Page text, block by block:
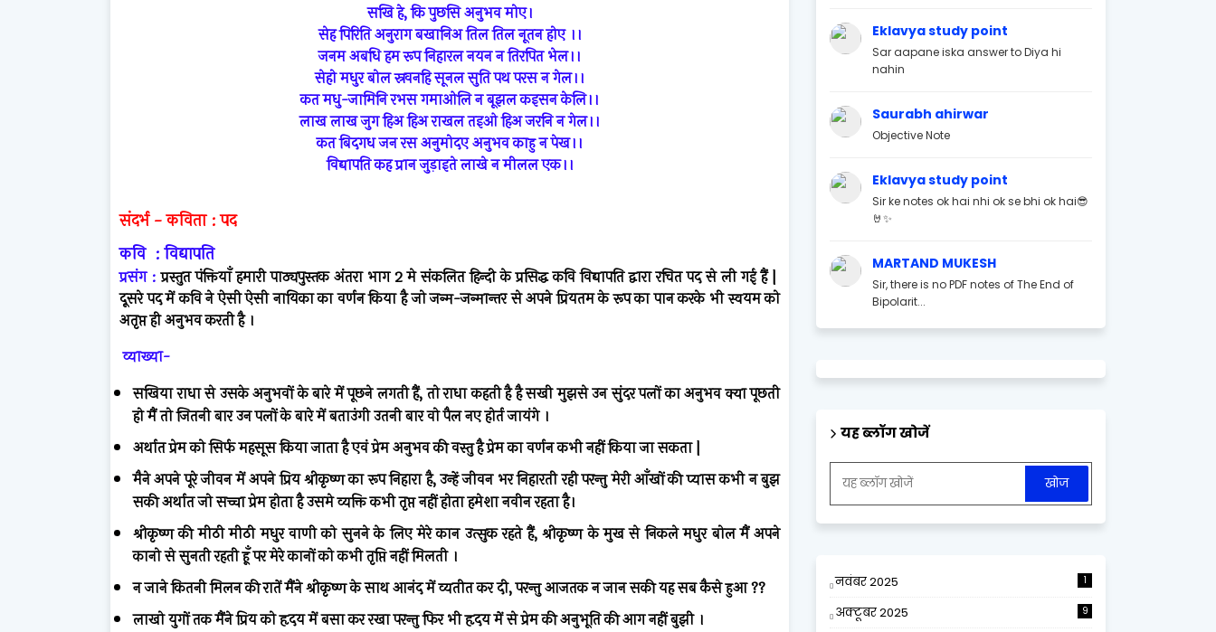
सखि हे, कि पुछसि अनुभव मोए।
सेह पिरिति अनुराग बखानिअ तिल तिल नूतन होए ।।
जनम अबधि हम रूप निहारल नयन न तिरपित भेल।।
सेहो मधुर बोल स्रवनहि सूनल सुति पथ परस न गेल।।
कत मधु-जामिनि रभस गमाओलि न बूझल कइसन केलि।।
लाख लाख जुग हिअ हिअ राखल तइओ हिअ जरनि न गेल।।
कत बिदगध जन रस अनुमोदए अनुभव काहु न पेख।।
विद्यापति कह प्रान जुड़ाइते लाखे न मीलल एक।।
संदर्भ-कविता:पद
कवि:विद्यापति
प्रसंग:प्रस्तुत पंक्तियाँ हमारी पाठ्यपुस्तक अंतरा भाग2मे संकलित हिन्दी के प्रसिद्ध कवि विद्यापति द्वारा रचित पद से ली गई हैं |
दूसरेपदमेंकविनेऐसीऐसीनायिकाकावर्णनकियाहैजोजन्म-जन्मान्तरसेअपनेप्रियतमकेरूपकापानकरके भीस्वयमको
अतृप्तहीअनुभवकरतीहै ।
व्याख्या-
सखियाराधासे उसकेअनुभवोंकेबारेमेंपूछनेलगतीहैं,तोराधाकहतीहैहैसखीमुझसेउनसुंदरपलोंकाअनुभवक्यापूछती
होमैंतोजितनीबारउनपलोंकेबारेमेंबताउंगीउतनीबारवोपैलनएहोर्तजायंगे ।
अर्थातप्रेमकोसिर्फमहसूसकियाजाताहैएवंप्रेमअनुभवकीवस्तुहैप्रेमकावर्णनकभीनहींकियाजासकता |
मैनेअपनेपूरेजीवनमेंअपनेप्रियश्रीकृष्णकारूपनिहाराहै,उन्हेंजीवन भरनिहारतीरहीपरन्तुमेरीआँखोंकीप्यासकभीनबुझ
सकीअर्थातजोसच्चाप्रेमहोताहैउसमेव्यक्तिकभीतृप्तनहींहोताहमेशानवीनरहताहै।
श्रीकृष्ण की मीठी मीठी मधुर वाणी को सुनने के लिए मेरे कान उत्सुक रहते हैं,श्रीकृष्ण के मुख से निकले मधुर बोल मैं अपने
कानोसेसुनतीरहतीहूँपरमेरेकानोंकोकभीतृप्तिनहींमिलती ।
नजानेकितनीमिलनकीरातेंमैंनेश्रीकृष्णकेसाथआनंदमेंव्यतीतकरदी,परन्तुआजतकनजानसकीयहसबकैसेहुआ??
लाखोयुगोंतकमैंनेप्रियकोहृदयमेंबसाकररखापरन्तुफिर भीहृदयमेंसेप्रेमकीअनुभूतिकीआगनहींबुझी ।
Eklavya study point
Sar aapane iska answer to Diya hi
nahin
Saurabh ahirwar
Objective Note
Eklavya study point
Sir ke notes ok hai nhi ok se bhi ok hai😎
🤘✨
MARTAND MUKESH
Sir, there is no PDF notes of The End of
Bipolarit...
यह ब्लॉग खोजें
नवंबर 2025 1
अक्टूबर 2025 9